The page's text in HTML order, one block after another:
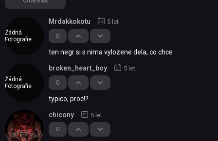
Žádná
Fotografie
0
Mrdakkokotu 5 let
ten negr si s nima vylozene dela, co chce
Žádná
Fotografie
0
broken_heart_boy 5 let
typico, proc!?
0
chicony 5 let